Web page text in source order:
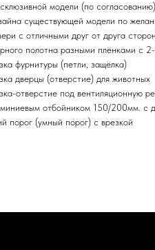
модели (по согласованию)
существующей модели по
с отличными друг от друга
полотна разными плёнками с
фурнитуры (петли, защёлка)
дверцы (отверстие) для животных
отверстие под вентиляционную
отбойником 150/200мм. с
порог (умный порог) с врезкой